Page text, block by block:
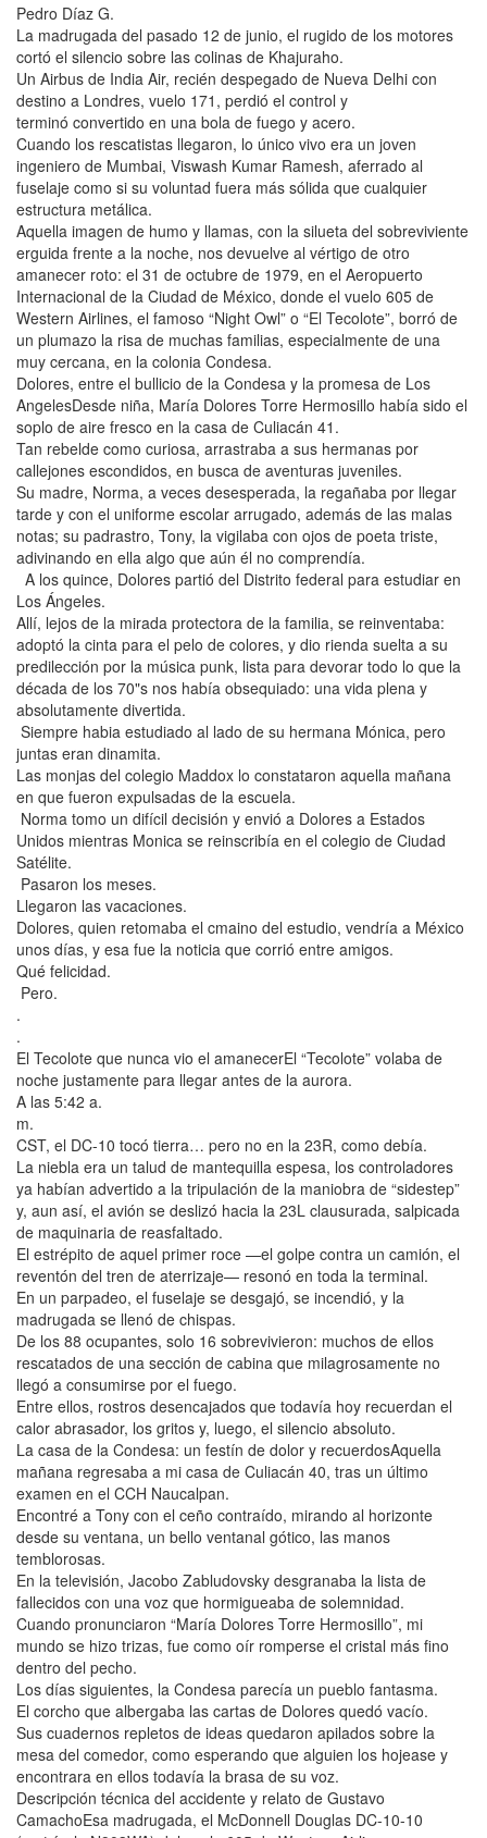
Pedro Díaz G.
La madrugada del pasado 12 de junio, el rugido de los motores
cortó el silencio sobre las colinas de Khajuraho.
Un Airbus de India Air, recién despegado de Nueva Delhi con
destino a Londres, vuelo 171, perdió el control y
terminó convertido en una bola de fuego y acero.
Cuando los rescatistas llegaron, lo único vivo era un joven
ingeniero de Mumbai, Viswash Kumar Ramesh, aferrado al
fuselaje como si su voluntad fuera más sólida que cualquier
estructura metálica.
Aquella imagen de humo y llamas, con la silueta del sobreviviente
erguida frente a la noche, nos devuelve al vértigo de otro
amanecer roto: el 31 de octubre de 1979, en el Aeropuerto
Internacional de la Ciudad de México, donde el vuelo 605 de
Western Airlines, el famoso “Night Owl” o “El Tecolote”, borró de
un plumazo la risa de muchas familias, especialmente de una
muy cercana, en la colonia Condesa.
Dolores, entre el bullicio de la Condesa y la promesa de Los
AngelesDesde niña, María Dolores Torre Hermosillo había sido el
soplo de aire fresco en la casa de Culiacán 41.
Tan rebelde como curiosa, arrastraba a sus hermanas por
callejones escondidos, en busca de aventuras juveniles.
Su madre, Norma, a veces desesperada, la regañaba por llegar
tarde y con el uniforme escolar arrugado, además de las malas
notas; su padrastro, Tony, la vigilaba con ojos de poeta triste,
adivinando en ella algo que aún él no comprendía.
A los quince, Dolores partió del Distrito federal para estudiar en
Los Ángeles.
Allí, lejos de la mirada protectora de la familia, se reinventaba:
adoptó la cinta para el pelo de colores, y dio rienda suelta a su
predilección por la música punk, lista para devorar todo lo que la
década de los 70"s nos había obsequiado: una vida plena y
absolutamente divertida.
Siempre habia estudiado al lado de su hermana Mónica, pero
juntas eran dinamita.
Las monjas del colegio Maddox lo constataron aquella mañana
en que fueron expulsadas de la escuela.
Norma tomo un difícil decisión y envió a Dolores a Estados
Unidos mientras Monica se reinscribía en el colegio de Ciudad
Satélite.
Pasaron los meses.
Llegaron las vacaciones.
Dolores, quien retomaba el cmaino del estudio, vendría a México
unos días, y esa fue la noticia que corrió entre amigos.
Qué felicidad.
Pero.
.
.
El Tecolote que nunca vio el amanecerEl “Tecolote” volaba de
noche justamente para llegar antes de la aurora.
A las 5:42 a.
m.
CST, el DC-10 tocó tierra… pero no en la 23R, como debía.
La niebla era un talud de mantequilla espesa, los controladores
ya habían advertido a la tripulación de la maniobra de “sidestep”
y, aun así, el avión se deslizó hacia la 23L clausurada, salpicada
de maquinaria de reasfaltado.
El estrépito de aquel primer roce —el golpe contra un camión, el
reventón del tren de aterrizaje— resonó en toda la terminal.
En un parpadeo, el fuselaje se desgajó, se incendió, y la
madrugada se llenó de chispas.
De los 88 ocupantes, solo 16 sobrevivieron: muchos de ellos
rescatados de una sección de cabina que milagrosamente no
llegó a consumirse por el fuego.
Entre ellos, rostros desencajados que todavía hoy recuerdan el
calor abrasador, los gritos y, luego, el silencio absoluto.
La casa de la Condesa: un festín de dolor y recuerdosAquella
mañana regresaba a mi casa de Culiacán 40, tras un último
examen en el CCH Naucalpan.
Encontré a Tony con el ceño contraído, mirando al horizonte
desde su ventana, un bello ventanal gótico, las manos
temblorosas.
En la televisión, Jacobo Zabludovsky desgranaba la lista de
fallecidos con una voz que hormigueaba de solemnidad.
Cuando pronunciaron “María Dolores Torre Hermosillo”, mi
mundo se hizo trizas, fue como oír romperse el cristal más fino
dentro del pecho.
Los días siguientes, la Condesa parecía un pueblo fantasma.
El corcho que albergaba las cartas de Dolores quedó vacío.
Sus cuadernos repletos de ideas quedaron apilados sobre la
mesa del comedor, como esperando que alguien los hojease y
encontrara en ellos todavía la brasa de su voz.
Descripción técnica del accidente y relato de Gustavo
CamachoEsa madrugada, el McDonnell Douglas DC-10-10